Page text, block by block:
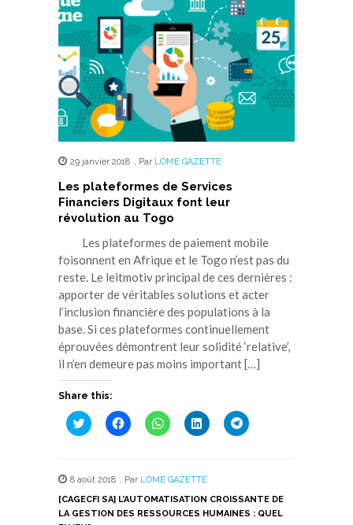
29 janvier 2018 , Par LOME GAZETTE
Les plateformes de Services
Financiers Digitaux font leur
révolution au Togo
Les plateformes de paiement mobile
foisonnent en Afrique et le Togo n’est pas du
reste. Le leitmotiv principal de ces dernières :
apporter de véritables solutions et acter
l’inclusion financière des populations à la
base. Si ces plateformes continuellement
éprouvées démontrent leur solidité ‘relative’,
il n’en demeure pas moins important […]
Share this:
Cliquez
pour
une
nouvelle
fenêtre)
Cliquez
pour
une
nouvelle
fenêtre)
Cliquez
pour
une
nouvelle
fenêtre)
Cliquez
pour
une
nouvelle
fenêtre)
Cliquez
pour
nouvelle
fenêtre)
8 août 2018 , Par LOME GAZETTE
[CAGECFI SA] L’AUTOMATISATION CROISSANTE DE
LA GESTION DES RESSOURCES HUMAINES : QUEL